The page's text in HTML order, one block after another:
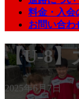
料金・入会
お問い合わ
【U-8
2025年6月7日